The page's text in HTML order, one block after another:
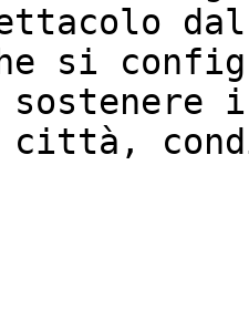
si
città,